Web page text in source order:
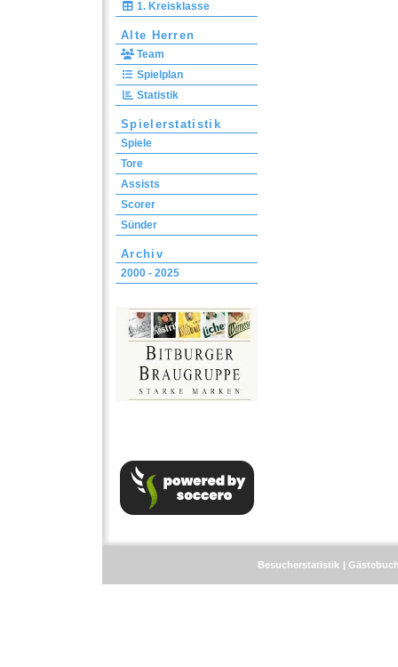
1. Kreisklasse
Alte Herren
Team
Spielplan
Statistik
Spielerstatistik
Spiele
Tore
Assists
Scorer
Sünder
Archiv
2000 - 2025
Besucherstatistik